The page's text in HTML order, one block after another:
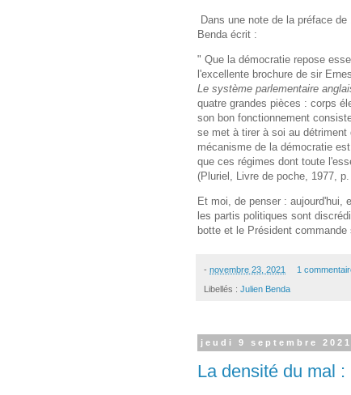
Dans une note de la préface
Benda écrit :
" Que la démocratie repose
l'excellente brochure de sir
Le système parlementaire
quatre grandes pièces : corps
son bon fonctionnement
se met à tirer à soi au
mécanisme de la démocratie
que ces régimes dont toute
(Pluriel, Livre de poche, 1977,
Et moi, de penser : aujourd'hui,
les partis politiques sont
botte et le Président
- novembre 23, 2021 1
Libellés : Julien Benda
jeudi 9 septembre 2021
La densité du mal